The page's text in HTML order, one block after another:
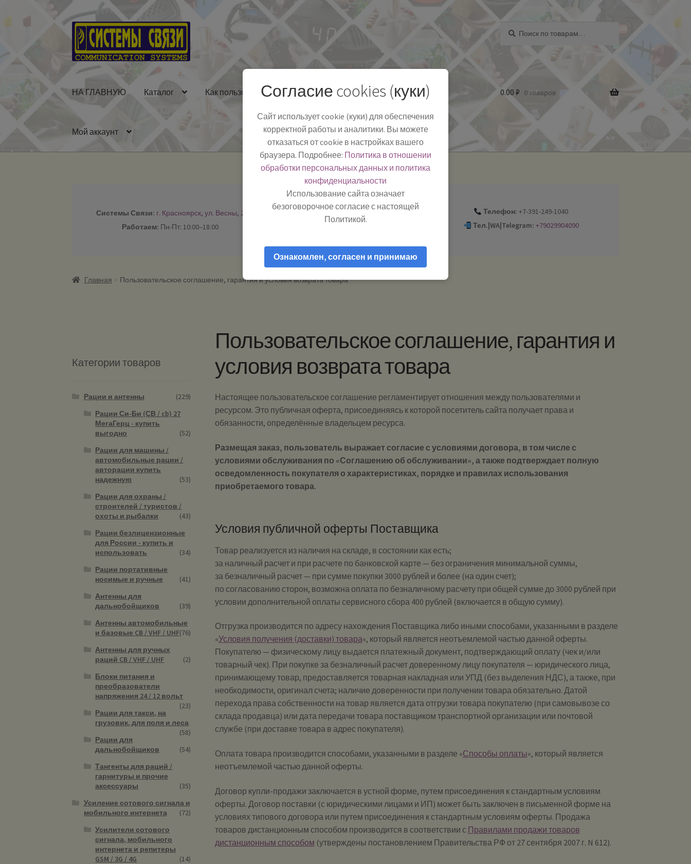
Перейти
к
навигации
Перейти
к
содержимому
НА ГЛАВНУЮ Каталог Как пользоваться Полезная информация БЛОГ
Мой аккаунт
0.00 ₽ 0 товаров
Системы Связи: г. Красноярск, ул. Весны, 2
Работаем: Пн-Пт: 10:00–18:00
-
Телефон: +7-391-249-1040
Тел.|WA|Telegram: +79029904090
Главная Пользовательское соглашение, гарантия и условия возврата товара
Пользовательское соглашение, гарантия и
условия возврата товара
Настоящее пользовательское соглашение регламентирует отношения между пользователями и
ресурсом. Это публичная оферта, присоединяясь к которой посетитель сайта получает права и
обязанности, определённые владельцем ресурса.
Размещая заказ, пользователь выражает согласие с условиями договора, в том числе с
условиями обслуживания по «Соглашению об обслуживании», а также подтверждает полную
осведомленность покупателя о характеристиках, порядке и правилах использования
приобретаемого товара.
Условия публичной оферты Поставщика
Товар реализуется из наличия на складе, в состоянии как есть;
за наличный расчет и при расчете по банковской карте — без ограничения минимальной суммы,
за безналичный расчет — при сумме покупки 3000 рублей и более (на один счет);
по согласованию сторон, возможна оплата по безналичному расчету при общей сумме до 3000 рублей при
условии дополнительной оплаты сервисного сбора 400 рублей (включается в общую сумму).
Отгрузка производится по адресу нахождения Поставщика либо иными способами, указанными в разделе
«Условия получения (доставки) товара«, который является неотъемлемой частью данной оферты.
Покупателю — физическому лицу выдается платежный документ, подтверждающий оплату (чек и/или
товарный чек). При покупке за безналичный расчет доверенному лицу покупателя — юридического лица,
принимающему товар, предоставляется товарная накладная или УПД (без выделения НДС), а также, при
необходимости, оригинал счета; наличие доверенности при получении товара обязательно. Датой
перехода права собственности на товар является дата отгрузки товара покупателю (при самовывозе со
склада продавца) или дата передачи товара поставщиком транспортной организации или почтовой
службе (при доставке товара в адрес покупателя).
Оплата товара производится способами, указанными в разделе «Способы оплаты«, который является
неотъемлемой частью данной оферты.
Договор купли-продажи заключается в устной форме, путем присоединения к стандартным условиям
оферты. Договор поставки (с юридическими лицами и ИП) может быть заключен в письменной форме на
условиях типового договора или путем присоединения к стандартным условиям оферты. Продажа
товаров дистанционным способом производится в соответствии с Правилами продажи товаров
дистанционным способом (утверждены постановлением Правительства РФ от 27 сентября 2007 г. N 612).
Категории товаров
Рации и антенны
(229)
Рации Си-Би (СВ / cb) 27
МегаГерц - купить
выгодно
(52)
Рации для машины /
автомобильные рации /
авторации купить
надежную
(53)
Рации для охраны /
строителей / туристов /
охоты и рыбалки
(43)
Рации безлицензионные
для России - купить и
использовать
(34)
Рации портативные
носимые и ручные
(41)
Антенны для
дальнобойщиков
(39)
Антенны автомобильные
и базовые CB / VHF / UHF(76)
Антенны для ручных
раций CB / VHF / UHF
(2)
Блоки питания и
преобразователи
напряжения 24 / 12 вольт
(23)
Рации для такси, на
грузовик, для поля и леса
(58)
Рации для
дальнобойщиков
(54)
Тангенты для раций /
гарнитуры и прочие
аксессуары
(35)
Усиление сотового сигнала и
мобильного интернета
(72)
Усилители сотового
сигнала, мобильного
интернета и репитеры
GSM / 3G / 4G
(14)
Согласие cookies (куки)
Сайт использует cookie (куки) для обеспечения
корректной работы и аналитики. Вы можете
отказаться от cookie в настройках вашего
браузера. Подробнее: Политика в отношении
обработки персональных данных и политика
конфиденциальности
Использование сайта означает
безоговорочное согласие с настоящей
Политикой.
Ознакомлен, согласен и принимаю